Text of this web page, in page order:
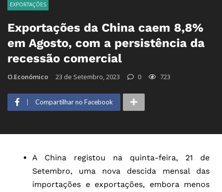
EXPORTAÇÕES
Exportações da China caem 8,8%
em Agosto, com a persistência da
recessão comercial
O.Económico 23 de Setembro, 2023 0 723
Compartilhar no Facebook
A China registou na quinta-feira, 21 de
Setembro, uma nova descida mensal das
importações e exportações, embora menos